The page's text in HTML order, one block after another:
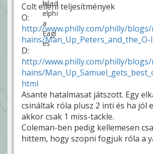
Colt elleni teljesítmények
O:
http://www.philly.com/philly/blogs/
hains/
D:
http://www.philly.com/philly/blogs/
hains/
html
Asante hatalmasat játszott. Egy
csináltak róla plusz 2 inti és ha jól
akkor csak 1 miss-tackle.
Coleman-ben pedig kellemesen
hittem, hogy szopni fogjuk róla a